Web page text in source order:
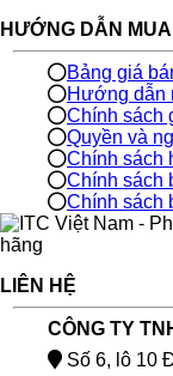
HƯỚNG DẪN
Bảng giá
Hướng dẫn
Chính sách
Quyền và
Chính sách
Chính sách
Chính sách
LIÊN HỆ
CÔNG TY
Số 6, lô 10